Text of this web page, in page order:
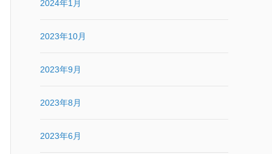
2024年1月
2023年10月
2023年9月
2023年8月
2023年6月